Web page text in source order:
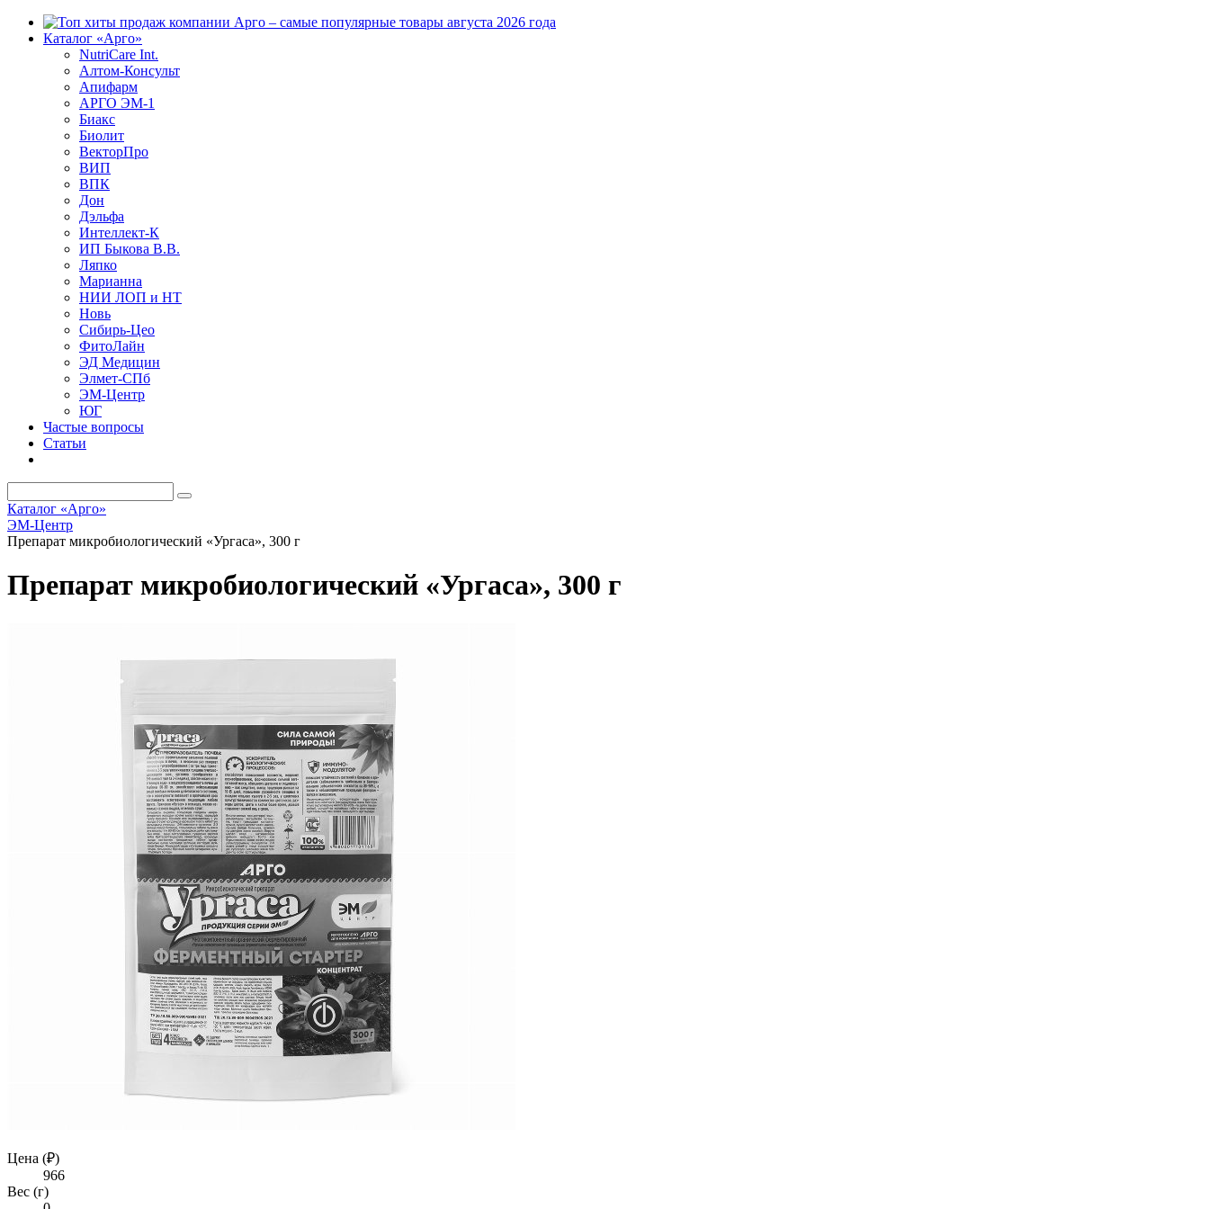
Каталог «Арго»
NutriCare Int.
Алтом-Консульт
Апифарм
АРГО ЭМ-1
Биакс
Биолит
ВекторПро
ВИП
ВПК
Дон
Дэльфа
Интеллект-К
ИП Быкова В.В.
Ляпко
Марианна
НИИ ЛОП и НТ
Новь
Сибирь-Цео
ФитоЛайн
ЭД Медицин
Элмет-СПб
ЭМ-Центр
ЮГ
Частые вопросы
Статьи
Каталог «Арго»
ЭМ-Центр
Препарат микробиологический «Ургаса», 300 г
Препарат микробиологический «Ургаса», 300 г
Цена (₽)
966
Вес (г)